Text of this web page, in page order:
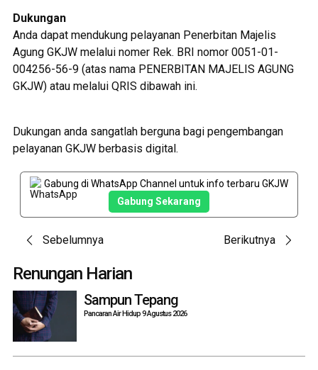
Dukungan
Anda dapat mendukung pelayanan Penerbitan Majelis
Agung GKJW melalui nomer Rek. BRI nomor 0051-01-
004256-56-9 (atas nama PENERBITAN MAJELIS AGUNG
GKJW) atau melalui QRIS dibawah ini.
Dukungan anda sangatlah berguna bagi pengembangan
pelayanan GKJW berbasis digital.
Gabung di WhatsApp Channel untuk info terbaru GKJW
Gabung Sekarang
Post
navigation
Sebelumnya Berikutnya
Renungan Harian
Sampun Tepang
Pancaran Air Hidup 9 Agustus 2026